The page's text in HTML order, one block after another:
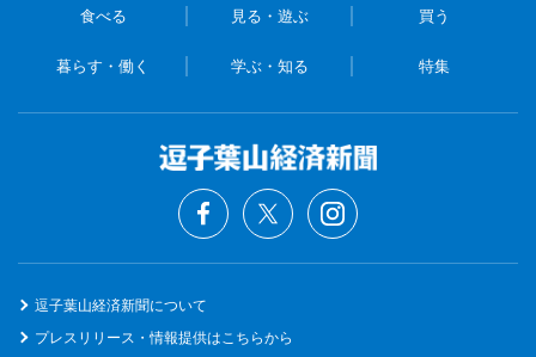
食べる 見る・遊ぶ 買う
暮らす・働く 学ぶ・知る 特集
逗子葉山経済新聞について
プレスリリース・情報提供はこちらから